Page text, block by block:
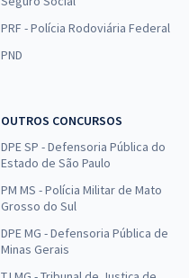
PRF - Polícia Rodoviária Federal
PND
OUTROS CONCURSOS
DPE SP - Defensoria Pública do
Estado de São Paulo
PM MS - Polícia Militar de Mato
Grosso do Sul
DPE MG - Defensoria Pública de
Minas Gerais